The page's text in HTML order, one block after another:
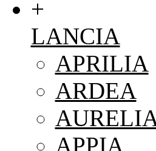
+
LANCIA
APRILIA
ARDEA
APPIA